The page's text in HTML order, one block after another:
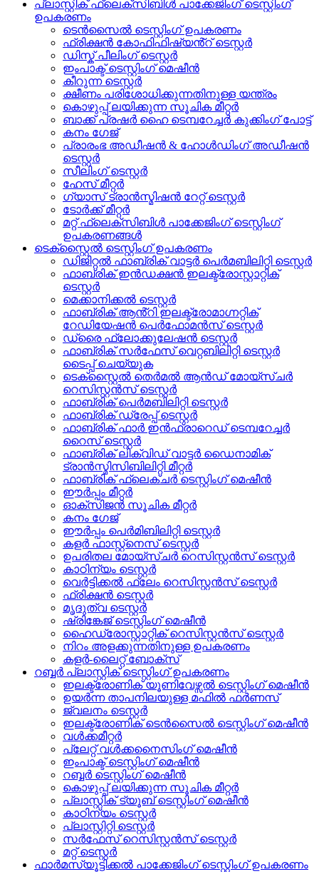
പ്ലാസ്റ്റിക് ഫ്ലെക്സിബിൾ പാക്കേജിംഗ് ടെസ്റ്റിംഗ്
ഉപകരണം
ടെൻസൈൽ ടെസ്റ്റിംഗ് ഉപകരണം
ഫ്രിക്ഷൻ കോഫിഫിഷ്യൻ്റ് ടെസ്റ്റർ
ഡിസ്ക് പീലിംഗ് ടെസ്റ്റർ
ഇംപാക്ട് ടെസ്റ്റിംഗ് മെഷീൻ
കീറുന്ന ടെസ്റ്റർ
ക്ഷീണം പരിശോധിക്കുന്നതിനുള്ള യന്ത്രം
കൊഴുപ്പ് ലയിക്കുന്ന സൂചിക മീറ്റർ
ബാക്ക് പ്രഷർ ഹൈ ടെമ്പറേച്ചർ കുക്കിംഗ് പോട്ട്
കനം ഗേജ്
പ്രാരംഭ അഡീഷൻ & ഹോൾഡിംഗ് അഡീഷൻ
ടെസ്റ്റർ
സീലിംഗ് ടെസ്റ്റർ
ഹേസ് മീറ്റർ
ഗ്യാസ് ട്രാൻസ്മിഷൻ റേറ്റ് ടെസ്റ്റർ
ടോർക്ക് മീറ്റർ
മറ്റ് ഫ്ലെക്സിബിൾ പാക്കേജിംഗ് ടെസ്റ്റിംഗ്
ഉപകരണങ്ങൾ
ടെക്സ്റ്റൈൽ ടെസ്റ്റിംഗ് ഉപകരണം
ഡിജിറ്റൽ ഫാബ്രിക് വാട്ടർ പെർമബിലിറ്റി ടെസ്റ്റർ
ഫാബ്രിക് ഇൻഡക്ഷൻ ഇലക്ട്രോസ്റ്റാറ്റിക്
ടെസ്റ്റർ
മെക്കാനിക്കൽ ടെസ്റ്റർ
ഫാബ്രിക് ആൻ്റി ഇലക്ട്രോമാഗ്നറ്റിക്
റേഡിയേഷൻ പെർഫോമൻസ് ടെസ്റ്റർ
ഡ്രൈ ഫ്ലോക്കുലേഷൻ ടെസ്റ്റർ
ഫാബ്രിക് സർഫേസ് വെറ്റബിലിറ്റി ടെസ്റ്റർ
ടൈപ്പ് ചെയ്യുക
ടെക്സ്റ്റൈൽ തെർമൽ ആൻഡ് മോയ്സ്ചർ
റെസിസ്റ്റൻസ് ടെസ്റ്റർ
ഫാബ്രിക് പെർമബിലിറ്റി ടെസ്റ്റർ
ഫാബ്രിക് ഡ്രേപ്പ് ടെസ്റ്റർ
ഫാബ്രിക് ഫാർ ഇൻഫ്രാറെഡ് ടെമ്പറേച്ചർ
റൈസ് ടെസ്റ്റർ
ഫാബ്രിക് ലിക്വിഡ് വാട്ടർ ഡൈനാമിക്
ട്രാൻസ്മിസിബിലിറ്റി മീറ്റർ
ഫാബ്രിക് ഫ്ലെക്‌ചർ ടെസ്റ്റിംഗ് മെഷീൻ
ഈർപ്പം മീറ്റർ
ഓക്സിജൻ സൂചിക മീറ്റർ
കനം ഗേജ്
ഈർപ്പം പെർമിബിലിറ്റി ടെസ്റ്റർ
കളർ ഫാസ്റ്റ്നെസ് ടെസ്റ്റർ
ഉപരിതല മോയ്സ്ചർ റെസിസ്റ്റൻസ് ടെസ്റ്റർ
കാഠിന്യം ടെസ്റ്റർ
വെർട്ടിക്കൽ ഫ്ലേം റെസിസ്റ്റൻസ് ടെസ്റ്റർ
ഫ്രിക്ഷൻ ടെസ്റ്റർ
മൃദുത്വ ടെസ്റ്റർ
ഷ്രിങ്കേജ് ടെസ്റ്റിംഗ് മെഷീൻ
ഹൈഡ്രോസ്റ്റാറ്റിക് റെസിസ്റ്റൻസ് ടെസ്റ്റർ
നിറം അളക്കുന്നതിനുള്ള ഉപകരണം
കളർ-ലൈറ്റ് ബോക്സ്
റബ്ബർ പ്ലാസ്റ്റിക് ടെസ്റ്റിംഗ് ഉപകരണം
ഇലക്ട്രോണിക് യൂണിവേഴ്സൽ ടെസ്റ്റിംഗ് മെഷീൻ
ഉയർന്ന താപനിലയുള്ള മഫിൽ ഫർണസ്
ജ്വലനം ടെസ്റ്റർ
ഇലക്ട്രോണിക് ടെൻസൈൽ ടെസ്റ്റിംഗ് മെഷീൻ
വൾക്കമീറ്റർ
പ്ലേറ്റ് വൾക്കനൈസിംഗ് മെഷീൻ
ഇംപാക്ട് ടെസ്റ്റിംഗ് മെഷീൻ
റബ്ബർ ടെസ്റ്റിംഗ് മെഷീൻ
കൊഴുപ്പ് ലയിക്കുന്ന സൂചിക മീറ്റർ
പ്ലാസ്റ്റിക് ട്യൂബ് ടെസ്റ്റിംഗ് മെഷീൻ
കാഠിന്യം ടെസ്റ്റർ
പ്ലാസ്റ്റിറ്റി ടെസ്റ്റർ
സർഫേസ് റെസിസ്റ്റൻസ് ടെസ്റ്റർ
മറ്റ് ടെസ്റ്റർ
ഫാർമസ്യൂട്ടിക്കൽ പാക്കേജിംഗ് ടെസ്റ്റിംഗ് ഉപകരണം